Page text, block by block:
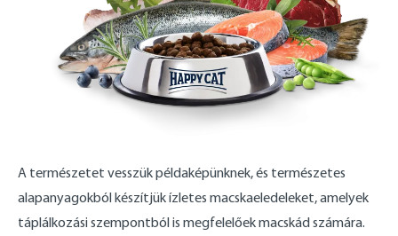
A természetet vesszük példaképünknek, és természetes
alapanyagokból készítjük ízletes macskaeledeleket, amelyek
táplálkozási szempontból is megfelelőek macskád számára.